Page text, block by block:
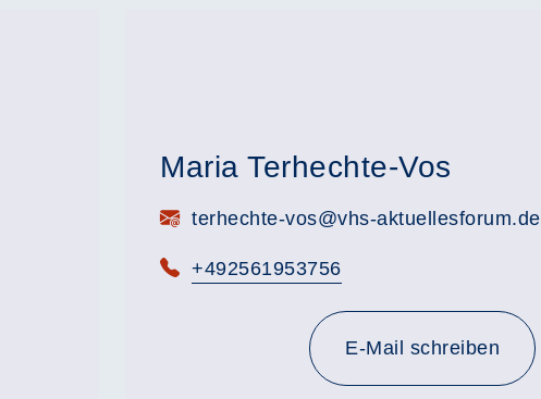
Maria Terhechte-Vos
E-Mail:terhechte-vos@vhs-aktuellesforum.de
Telefon:
+492561953756
E-Mail schreiben